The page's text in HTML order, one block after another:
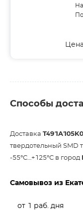
Способы
Доставка
твердотельный SMD
-55°С…+125°С в город
Самовывоз из
от 1 раб. дня